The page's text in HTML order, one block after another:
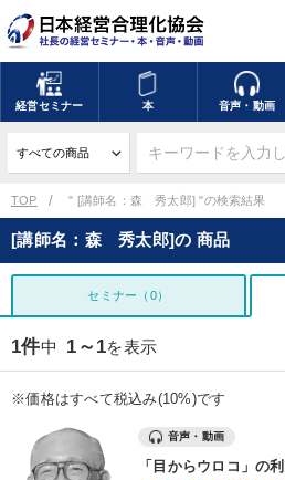
経営セミナー 本 音声・動画
TOP " [講師名：森 秀太郎] "の検索結果
[講師名：森 秀太郎]の 商品
セミナー（0）
1件中 1～1を表示
※価格はすべて税込み(10%)です
音声・動画
「目からウロコ」の